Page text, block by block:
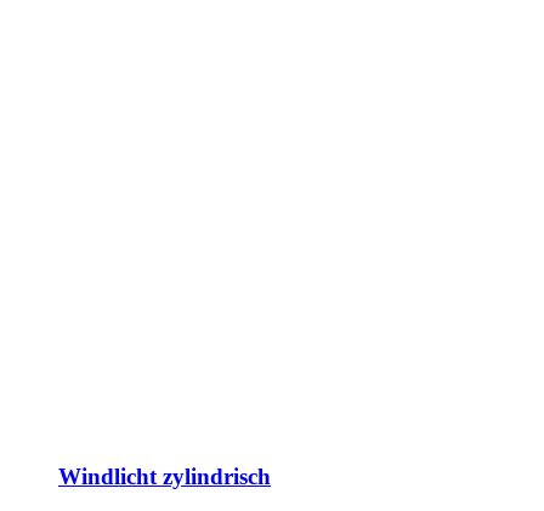
Windlicht zylindrisch